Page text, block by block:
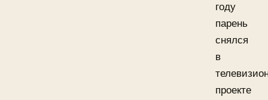
году
парень
снялся
в
проекте